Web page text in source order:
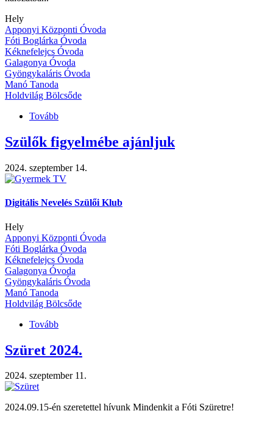
Hely
Apponyi Központi Óvoda
Fóti Boglárka Óvoda
Kéknefelejcs Óvoda
Galagonya Óvoda
Gyöngykaláris Óvoda
Manó Tanoda
Holdvilág Bölcsőde
Tovább
)
Szülők figyelmébe ajánljuk
2024. szeptember 14.
Digitális Nevelés Szülői Klub
Hely
Apponyi Központi Óvoda
Fóti Boglárka Óvoda
Kéknefelejcs Óvoda
Galagonya Óvoda
Gyöngykaláris Óvoda
Manó Tanoda
Holdvilág Bölcsőde
Tovább
ajánljuk)
Szüret 2024.
2024. szeptember 11.
2024.09.15-én szeretettel hívunk Mindenkit a Fóti Szüretre!